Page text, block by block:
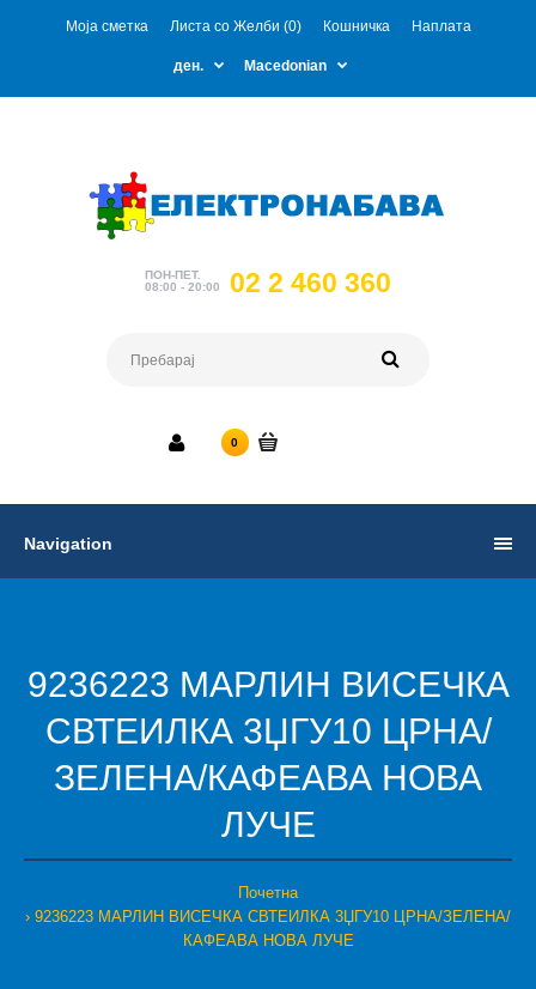
Моја сметка Листа со Желби (0) Кошничка Наплата
ден. Macedonian
ПОН-ПЕТ.
08:00 - 20:00
02 2 460 360
0
Navigation
9236223 МАРЛИН ВИСЕЧКА
СВТЕИЛКА 3ЏГУ10 ЦРНА/
ЗЕЛЕНА/КАФЕАВА НОВА
ЛУЧЕ
Почетна
9236223 МАРЛИН ВИСЕЧКА СВТЕИЛКА 3ЏГУ10 ЦРНА/ЗЕЛЕНА/
КАФЕАВА НОВА ЛУЧЕ